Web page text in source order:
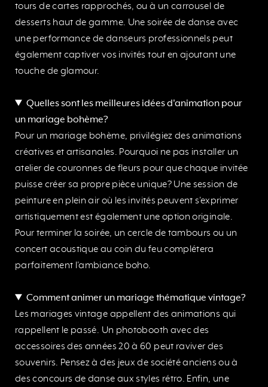
tours de cartes rapprochés, ou à un carrousel de
desserts haut de gamme. Une soirée de danse avec
une performance de danseurs professionnels peut
également captiver vos invités tout en ajoutant une
touche de glamour.
Quelles sont les meilleures idées d'animation pour
un mariage bohème?
Pour un mariage bohème, privilégiez des animations
créatives et artisanales. Pourquoi ne pas installer un
atelier de couronnes de fleurs pour que chaque invitée
puisse créer sa propre pièce unique? Une session de
peinture en plein air où les invités peuvent s'exprimer
artistiquement est également une option originale.
Pour terminer la soirée, un cercle de tambours ou un
concert acoustique au coin du feu complétera
parfaitement l'ambiance boho.
Comment animer un mariage thématique vintage?
Les mariages vintage appellent des animations qui
rappellent le passé. Un photobooth avec des
accessoires des années 20 à 60 peut raviver des
souvenirs. Pensez à des jeux de société anciens ou à
des concours de danse aux styles rétro. Enfin, une